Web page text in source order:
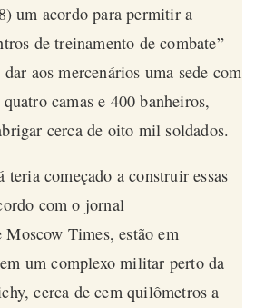
um acordo para permitir a
de treinamento de combate”
aos mercenários uma sede com
camas e 400 banheiros,
cerca de oito mil soldados.
começado a construir essas
com o jornal
Moscow Times, estão em
um complexo militar perto da
cerca de cem quilômetros a